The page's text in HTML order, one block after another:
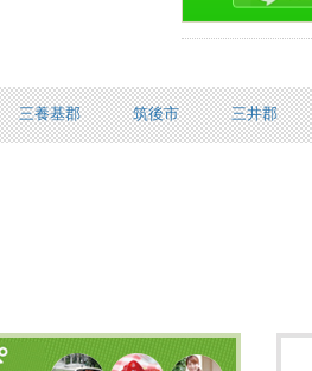
三養基郡 筑後市 三井郡